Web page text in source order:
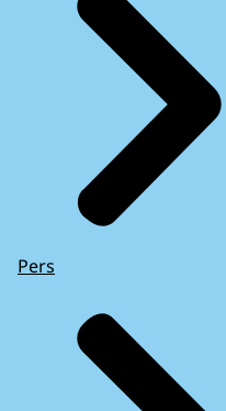
Pers